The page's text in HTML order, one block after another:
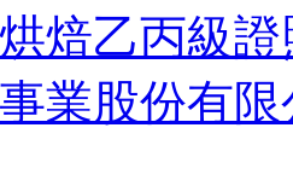
焙乙丙級
業股份有限